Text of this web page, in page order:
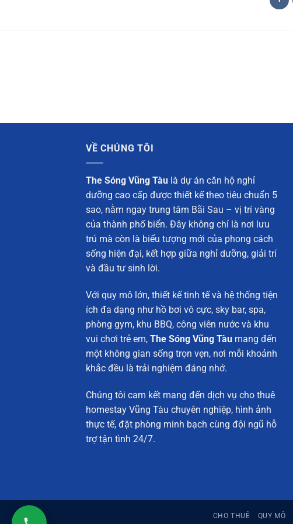
VỀ CHÚNG TÔI
The Sóng Vũng Tàu là dự án căn hộ nghỉ
dưỡng cao cấp được thiết kế theo tiêu chuẩn 5
sao, nằm ngay trung tâm Bãi Sau – vị trí vàng
của thành phố biển. Đây không chỉ là nơi lưu
trú mà còn là biểu tượng mới của phong cách
sống hiện đại, kết hợp giữa nghỉ dưỡng, giải trí
và đầu tư sinh lời.
Với quy mô lớn, thiết kế tinh tế và hệ thống tiện
ích đa dạng như hồ bơi vô cực, sky bar, spa,
phòng gym, khu BBQ, công viên nước và khu
vui chơi trẻ em, The Sóng Vũng Tàu mang đến
một không gian sống trọn vẹn, nơi mỗi khoảnh
khắc đều là trải nghiệm đáng nhớ.
Chúng tôi cam kết mang đến dịch vụ cho thuê
homestay Vũng Tàu chuyên nghiệp, hình ảnh
thực tế, đặt phòng minh bạch cùng đội ngũ hỗ
trợ tận tình 24/7.
CHO THUÊ QUY MÔ